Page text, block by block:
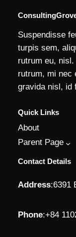
Suspendisse
turpis sem,
rutrum eu,
rutrum, mi nec
gravida nisl, id
Quick Links
About
Parent Page
Contact Details
Address:6391
Phone:+84